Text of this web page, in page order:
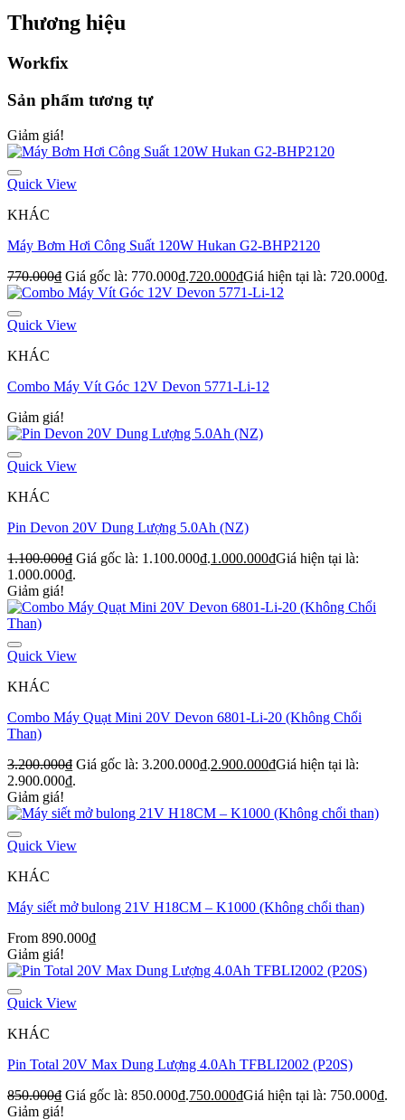
Thương hiệu
Workfix
Sản phẩm tương tự
Giảm giá!
Quick View
KHÁC
Máy Bơm Hơi Công Suất 120W Hukan G2-BHP2120
770.000₫ Giá gốc là: 770.000₫.720.000₫Giá hiện tại là: 720.000₫.
Quick View
KHÁC
Combo Máy Vít Góc 12V Devon 5771-Li-12
Giảm giá!
Quick View
KHÁC
Pin Devon 20V Dung Lượng 5.0Ah (NZ)
1.100.000₫ Giá gốc là: 1.100.000₫.1.000.000₫Giá hiện tại là:
1.000.000₫.
Giảm giá!
Quick View
KHÁC
Combo Máy Quạt Mini 20V Devon 6801-Li-20 (Không Chổi
Than)
3.200.000₫ Giá gốc là: 3.200.000₫.2.900.000₫Giá hiện tại là:
2.900.000₫.
Giảm giá!
Quick View
KHÁC
Máy siết mở bulong 21V H18CM – K1000 (Không chổi than)
From 890.000₫
Giảm giá!
Quick View
KHÁC
Pin Total 20V Max Dung Lượng 4.0Ah TFBLI2002 (P20S)
850.000₫ Giá gốc là: 850.000₫.750.000₫Giá hiện tại là: 750.000₫.
Giảm giá!